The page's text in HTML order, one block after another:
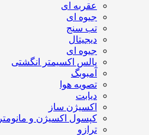
عقربه ای
جیوه ای
تب سنج
دیجیتال
جیوه ای
پالس اکسیمتر انگشتی
آمبوبگ
تصویه هوا
دیابت
اکسیژن ساز
کپسول اکسیژن و مانومتر
ترازو